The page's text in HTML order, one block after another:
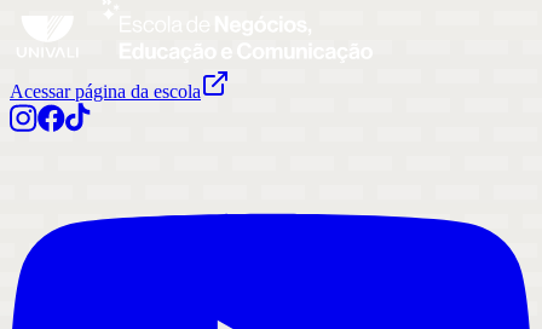
Acessar página da escola